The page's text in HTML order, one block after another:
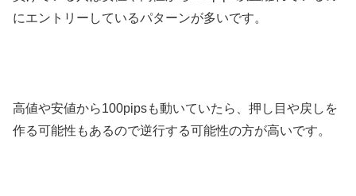
にエントリーしているパターンが多いです。
高値や安値から100pipsも動いていたら、押し目や戻しを
作る可能性もあるので逆行する可能性の方が高いです。